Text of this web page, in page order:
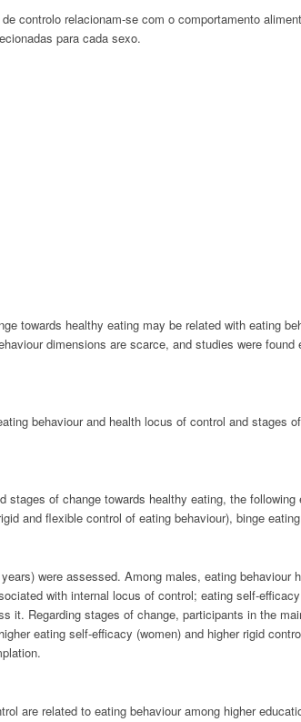
controlo relacionam-se com o comportamento
para cada sexo.
towards healthy eating may be related with eating
dimensions are scarce, and studies were
behaviour and health locus of control and stages
stages of change towards healthy eating, the
and flexible control of eating behaviour), binge
were assessed. Among males, eating
with internal locus of control; eating self-
it. Regarding stages of change, participants in the
eating self-efficacy (women) and higher rigid
are related to eating behaviour among higher